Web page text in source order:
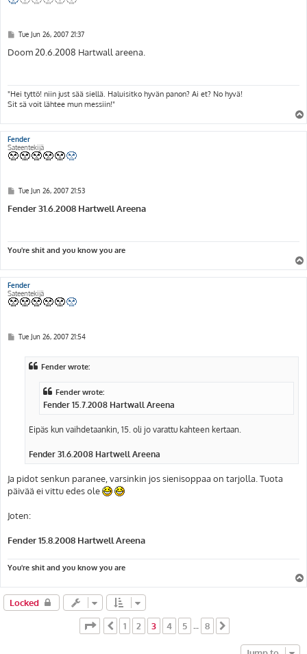
P
s
t
Tue Jun 26, 2007 21:37
Doom 20.6.2008 Hartwall areena.
"Hei tyttö! niin just sää siellä. Haluisitko hyvän panon? Ai et? No hyvä!
Sit sä voit lähtee mun messiin!"
Fender
Sateentekijä
P
s
t
Tue Jun 26, 2007 21:53
Fender 31.6.2008 Hartwell Areena
You're shit and you know you are
Fender
Sateentekijä
PTue Jun 26, 2007 21:54
Fender wrote:
Fender wrote:
Fender 15.7.2008 Hartwall Areena
Eipäs kun vaihdetaankin, 15. oli jo varattu kahteen kertaan.
Fender 31.6.2008 Hartwell Areena
Ja pidot senkun paranee, varsinkin jos sienisoppaa on tarjolla. Tuota
päivää ei vittu edes ole
Joten:
Fender 15.8.2008 Hartwell Areena
You're shit and you know you are
Locked
Page 3of8
Previous
1 2 3 4 5 … 8